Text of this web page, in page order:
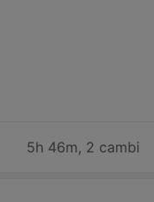
5h 46m, 2 cambi